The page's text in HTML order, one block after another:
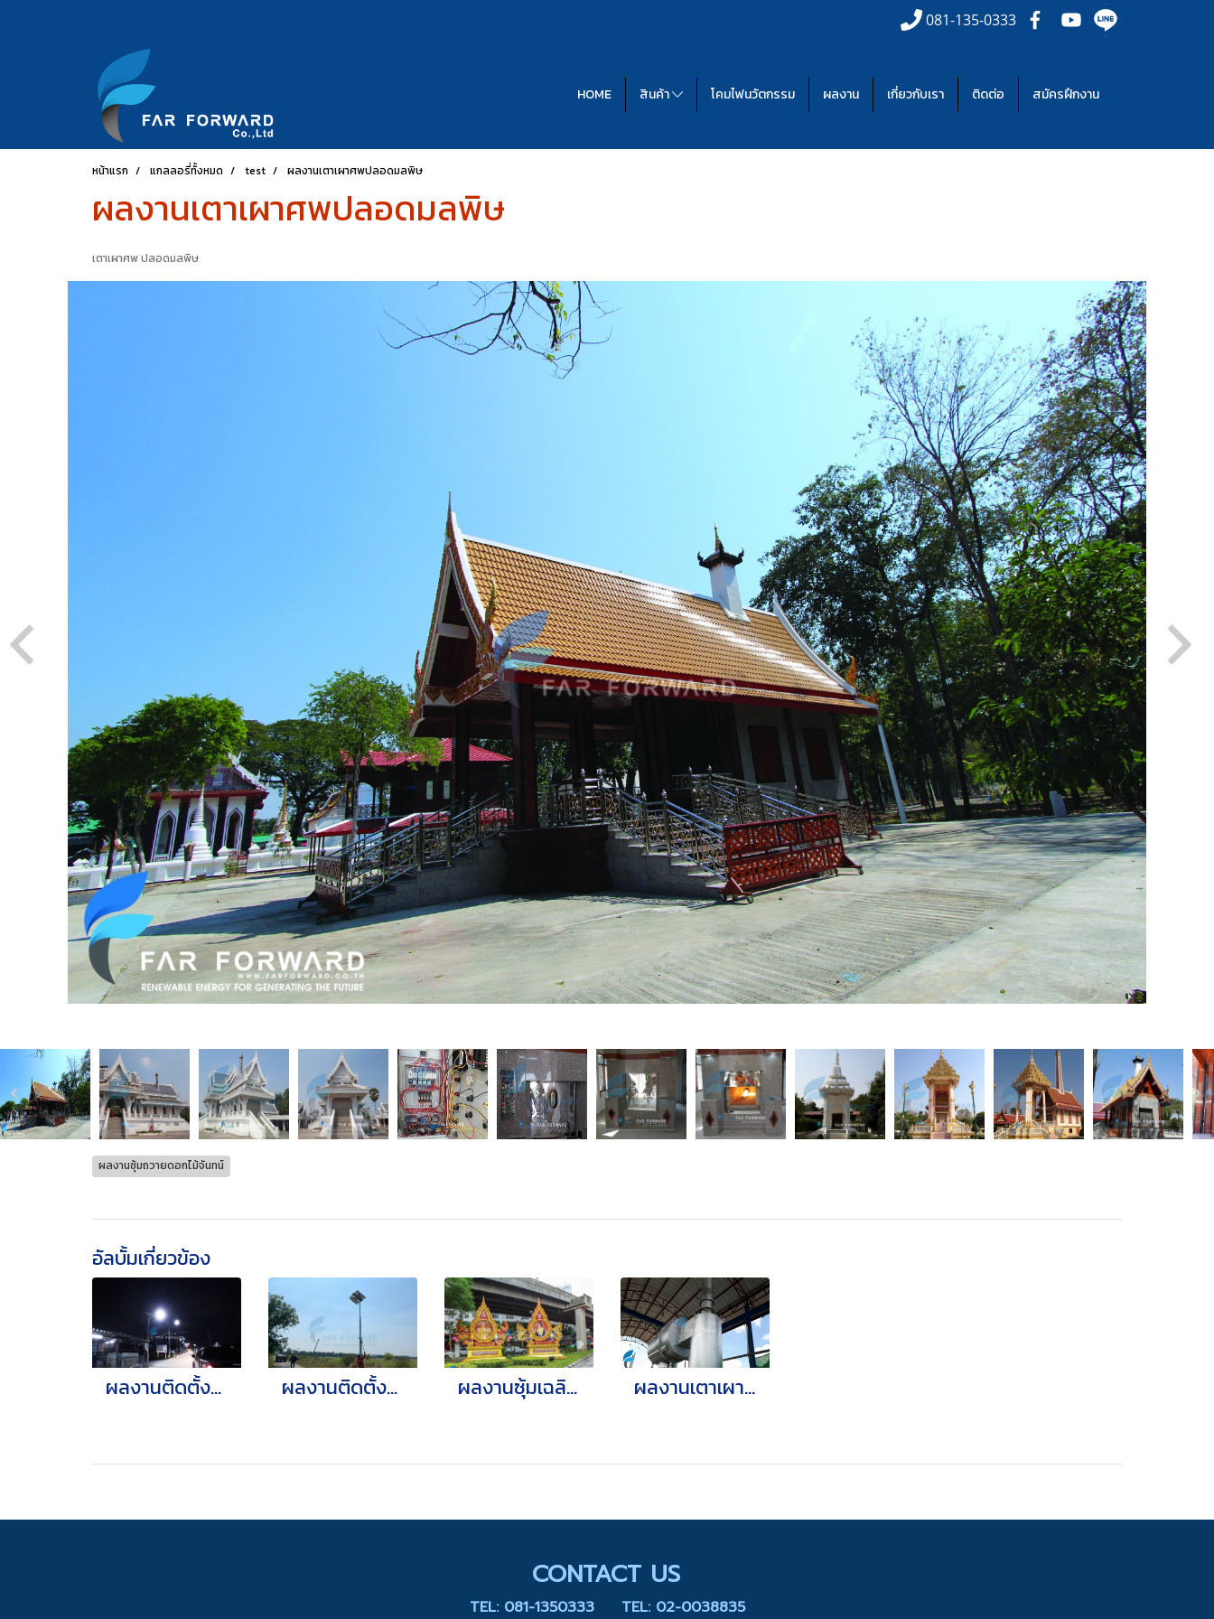
081-135-0333
HOME สินค้า โคมไฟนวัตกรรม ผลงาน เกี่ยวกับเรา ติดต่อ สมัครฝึกงาน
หน้าแรก แกลลอรี่ทั้งหมด test ผลงานเตาเผาศพปลอดมลพิษ
ผลงานเตาเผาศพปลอดมลพิษ
เตาเผาศพ ปลอดมลพิษ
ผลงานซุ้มถวายดอกไม้จันทน์
อัลบั้มเกี่ยวข้อง
ผลงานติดตั้งหลอดไฟฟ้า LED ผลงานติดตั้งไฟถนน ผลงานซุ้มเฉลิมพระเกียรติ ผลงานเตาเผาขยะ
CONTACT US
TEL: 081-1350333 TEL: 02-0038835